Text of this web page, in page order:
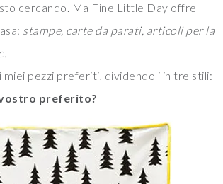
cercando. Ma Fine Little Day offre
stampe, carte da parati, articoli per la
pezzi preferiti, dividendoli in tre stili:
preferito?